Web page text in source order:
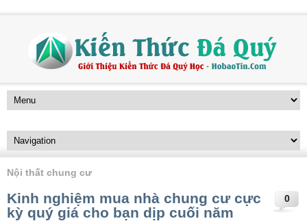
Nội thất chung cư
0
Kinh nghiệm mua nhà chung cư cực
kỳ quý giá cho bạn dịp cuối năm